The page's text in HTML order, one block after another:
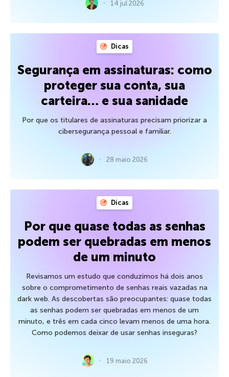
14 jul 2026
Dicas
Segurança em assinaturas: como
proteger sua conta, sua
carteira… e sua sanidade
Por que os titulares de assinaturas precisam priorizar a
cibersegurança pessoal e familiar.
28 maio 2026
Dicas
Por que quase todas as senhas
podem ser quebradas em menos
de um minuto
Revisamos um estudo que conduzimos há dois anos
sobre o comprometimento de senhas reais vazadas na
dark web. As descobertas são preocupantes: quase todas
as senhas podem ser quebradas em menos de um
minuto, e três em cada cinco levam menos de uma hora.
Como podemos deixar de usar senhas inseguras?
19 maio 2026